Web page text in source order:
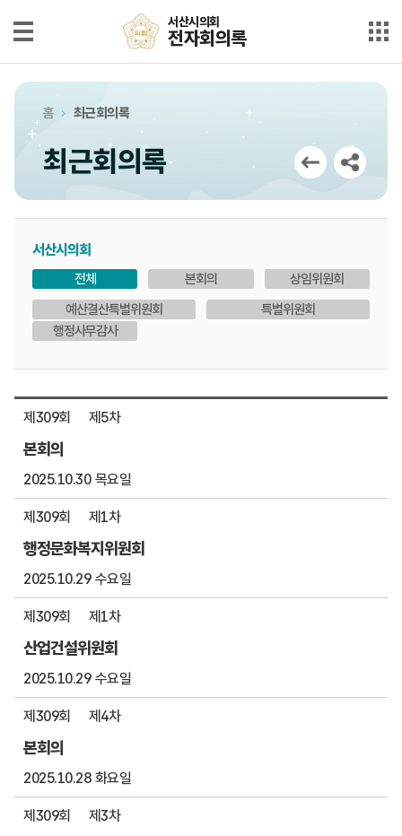
서산시의회
전자회의록
최근회의록
단순검색
상세검색
부록검색
시정질문
5분자유발언
서산시의회
전자회의록
홈 최근회의록
최근회의록
서산시의회
전체 본회의
상임위원회
예산결산특별위원회
특별위원회
행정사무감사
제309회 제5차
본회의
2025.10.30 목요일
제309회 제1차
행정문화복지위원회
2025.10.29 수요일
제309회 제1차
산업건설위원회
2025.10.29 수요일
제309회 제4차
본회의
2025.10.28 화요일
제309회 제3차